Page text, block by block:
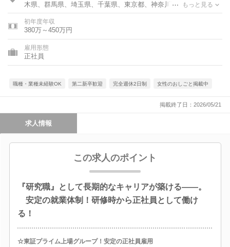
木県、群馬県、埼玉県、千葉県、東京都、神奈川県、富山県、石
川県、福井県、新潟県、山梨県、長野県、岐阜県、静岡県、愛知
県、三重県、滋賀県、京都府、大阪府、兵庫県、奈良県、和歌山
県、鳥取県、島根県、岡山県、広島県、山口県、徳島県、香川
県、愛媛県、高知県、福岡県、佐賀県、長崎県、熊本県、大分
県、宮崎県、鹿児島県
もっと見る
初年度年収
380万～450万円
雇用形態
正社員
職種・業種未経験OK 第二新卒歓迎 完全週休2日制 女性のおしごと掲載中
掲載終了日：2026/05/21
求人情報
この求人のポイント
『研究職』として長期的なキャリアが築ける――。
安定の就業体制！研修時から正社員として働け
る！
☆東証プライム上場グループ！安定の正社員雇用